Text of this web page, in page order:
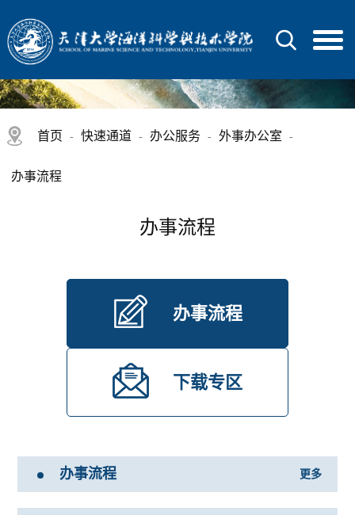
首页 - 快速通道 - 办公服务 - 外事办公室 -
办事流程
办事流程
办事流程
下载专区
办事流程 更多